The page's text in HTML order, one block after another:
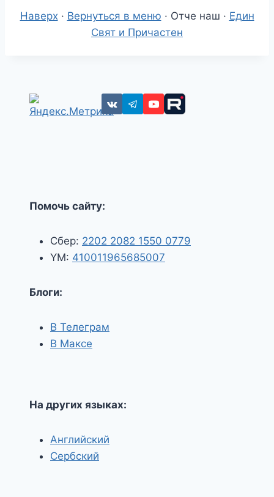
Наверх · Вернуться в меню · Отче наш · Един
Свят и Причастен
Помочь сайту:
Сбер: 2202 2082 1550 0779
YM: 410011965685007
Блоги:
В Телеграм
В Максе
На других языках:
Английский
Сербский